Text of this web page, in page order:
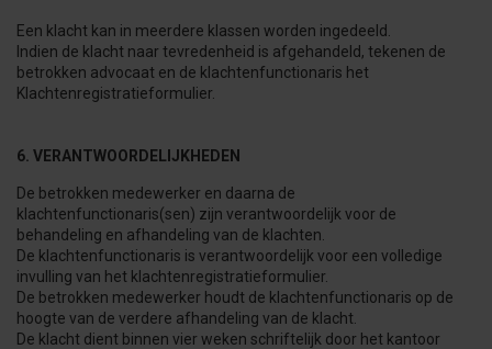
Een klacht kan in meerdere klassen worden ingedeeld.
Indien de klacht naar tevredenheid is afgehandeld, tekenen de
betrokken advocaat en de klachtenfunctionaris het
Klachtenregistratieformulier.
6. VERANTWOORDELIJKHEDEN
De betrokken medewerker en daarna de
klachtenfunctionaris(sen) zijn verantwoordelijk voor de
behandeling en afhandeling van de klachten.
De klachtenfunctionaris is verantwoordelijk voor een volledige
invulling van het klachtenregistratieformulier.
De betrokken medewerker houdt de klachtenfunctionaris op de
hoogte van de verdere afhandeling van de klacht.
De klacht dient binnen vier weken schriftelijk door het kantoor